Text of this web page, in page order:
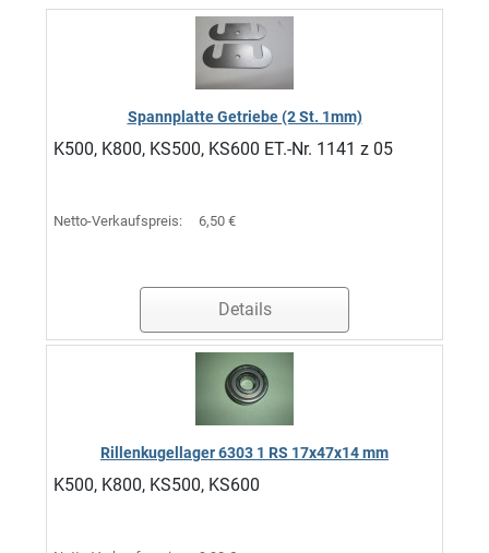
Spannplatte Getriebe (2 St. 1mm)
K500, K800, KS500, KS600 ET.-Nr. 1141 z 05
Netto-Verkaufspreis: 6,50 €
Details
Rillenkugellager 6303 1 RS 17x47x14 mm
K500, K800, KS500, KS600